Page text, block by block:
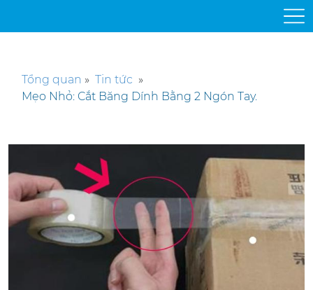
Tổng quan » Tin tức »
Mẹo Nhỏ: Cắt Băng Dính Bằng 2 Ngón Tay.